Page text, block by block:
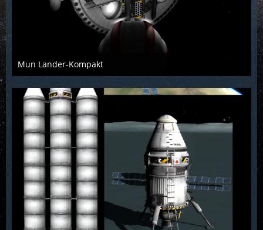
Mun Lander-Kompakt
McFlƴeѵer
14. Juni 2014
1.765
4 0